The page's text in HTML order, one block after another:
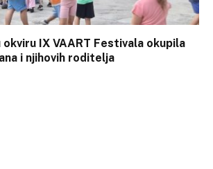
okviru IX VAART Festivala okupila
i njihovih roditelja